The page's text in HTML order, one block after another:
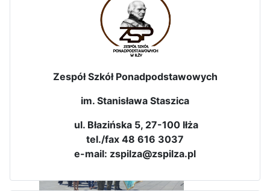
Zespół Szkół Ponadpodstawowych
im. Stanisława Staszica
ul. Błazińska 5, 27-100 Iłża
tel./fax 48 616 3037
e-mail: zspilza@zspilza.pl